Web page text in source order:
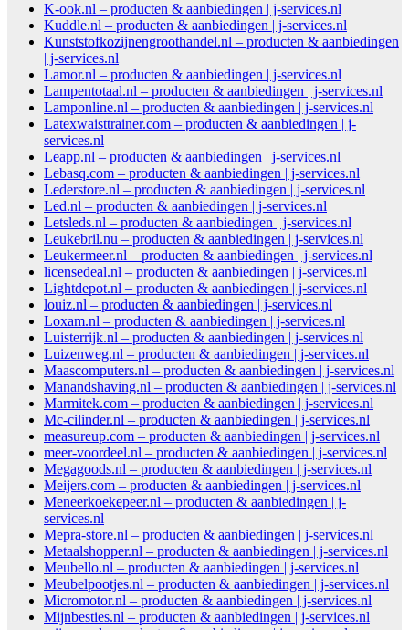
K-ook.nl – producten & aanbiedingen | j-services.nl
Kuddle.nl – producten & aanbiedingen | j-services.nl
Kunststofkozijnengroothandel.nl – producten & aanbiedingen
| j-services.nl
Lamor.nl – producten & aanbiedingen | j-services.nl
Lampentotaal.nl – producten & aanbiedingen | j-services.nl
Lamponline.nl – producten & aanbiedingen | j-services.nl
Latexwaisttrainer.com – producten & aanbiedingen | j-
services.nl
Leapp.nl – producten & aanbiedingen | j-services.nl
Lebasq.com – producten & aanbiedingen | j-services.nl
Lederstore.nl – producten & aanbiedingen | j-services.nl
Led.nl – producten & aanbiedingen | j-services.nl
Letsleds.nl – producten & aanbiedingen | j-services.nl
Leukebril.nu – producten & aanbiedingen | j-services.nl
Leukermeer.nl – producten & aanbiedingen | j-services.nl
licensedeal.nl – producten & aanbiedingen | j-services.nl
Lightdepot.nl – producten & aanbiedingen | j-services.nl
louiz.nl – producten & aanbiedingen | j-services.nl
Loxam.nl – producten & aanbiedingen | j-services.nl
Luisterrijk.nl – producten & aanbiedingen | j-services.nl
Luizenweg.nl – producten & aanbiedingen | j-services.nl
Maascomputers.nl – producten & aanbiedingen | j-services.nl
Manandshaving.nl – producten & aanbiedingen | j-services.nl
Marmitek.com – producten & aanbiedingen | j-services.nl
Mc-cilinder.nl – producten & aanbiedingen | j-services.nl
measureup.com – producten & aanbiedingen | j-services.nl
meer-voordeel.nl – producten & aanbiedingen | j-services.nl
Megagoods.nl – producten & aanbiedingen | j-services.nl
Meijers.com – producten & aanbiedingen | j-services.nl
Meneerkoekepeer.nl – producten & aanbiedingen | j-
services.nl
Mepra-store.nl – producten & aanbiedingen | j-services.nl
Metaalshopper.nl – producten & aanbiedingen | j-services.nl
Meubello.nl – producten & aanbiedingen | j-services.nl
Meubelpootjes.nl – producten & aanbiedingen | j-services.nl
Micromotor.nl – producten & aanbiedingen | j-services.nl
Mijnbesties.nl – producten & aanbiedingen | j-services.nl